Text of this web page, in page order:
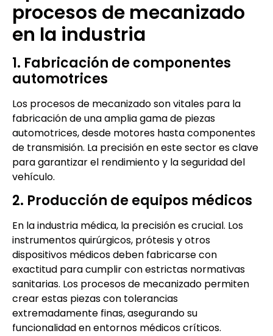
procesos de mecanizado
en la industria
1. Fabricación de componentes
automotrices
Los procesos de mecanizado son vitales para la
fabricación de una amplia gama de piezas
automotrices, desde motores hasta componentes
de transmisión. La precisión en este sector es clave
para garantizar el rendimiento y la seguridad del
vehículo.
2. Producción de equipos médicos
En la industria médica, la precisión es crucial. Los
instrumentos quirúrgicos, prótesis y otros
dispositivos médicos deben fabricarse con
exactitud para cumplir con estrictas normativas
sanitarias. Los procesos de mecanizado permiten
crear estas piezas con tolerancias
extremadamente finas, asegurando su
funcionalidad en entornos médicos críticos.